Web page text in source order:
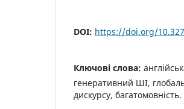
DOI: https://doi.org/
Ключові слова:
генеративний ШІ,
дискурсу, багатомовність.